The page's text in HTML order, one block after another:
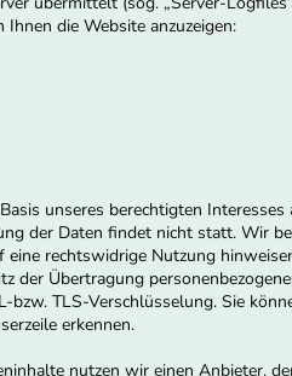
die Website anzuzeigen:
unseres berechtigten
der Daten findet nicht statt. Wir
rechtswidrige Nutzung
der Übertragung
TLS-Verschlüsselung. Sie
erkennen.
nutzen wir einen Anbieter,